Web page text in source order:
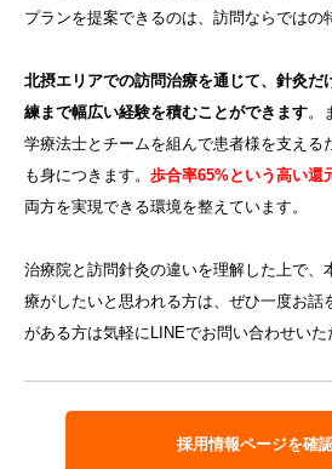
プランを提案できるのは、訪問ならではの
北摂エリアでの訪問治療を通じて、針灸だ
練まで幅広い経験を積むことができます。
学療法士とチームを組んで患者様を支える
も身につきます。 歩合率65%という高い還
両方を実現できる環境を整えています。
治療院と訪問針灸の違いを理解した上で、
療がしたいと思われる方は、ぜひ一度お話
がある方は気軽にLINEでお問い合わせいた
採用情報ページを確